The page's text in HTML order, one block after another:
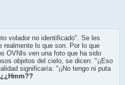
volador no identificado". Se les
realmente lo que son. Por lo que
OVNIs ven una foto que ha sido
objetos del cielo, se dicen: "¡¡Eso
significaría: "¡¡No tengo ni puta
¿¿Hmm??